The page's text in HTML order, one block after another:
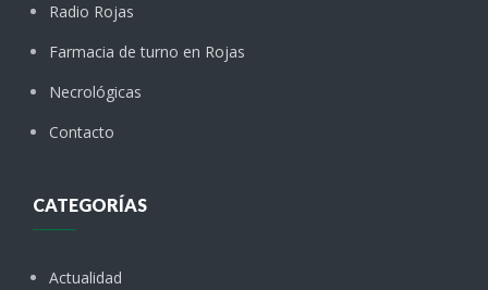
Radio Rojas
Farmacia de turno en Rojas
Necrológicas
Contacto
CATEGORÍAS
Actualidad